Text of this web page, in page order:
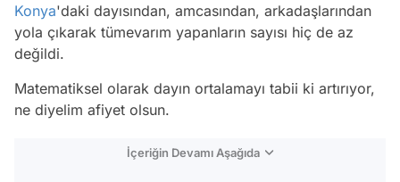
Konya'daki dayısından, amcasından, arkadaşlarından
yola çıkarak tümevarım yapanların sayısı hiç de az
değildi.
Matematiksel olarak dayın ortalamayı tabii ki artırıyor,
ne diyelim afiyet olsun.
İçeriğin Devamı Aşağıda